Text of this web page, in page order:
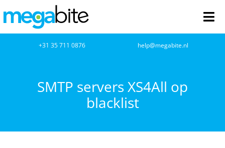
naar
inhoud
+31 35 711 0876 help@megabite.nl
SMTP servers XS4All op
blacklist